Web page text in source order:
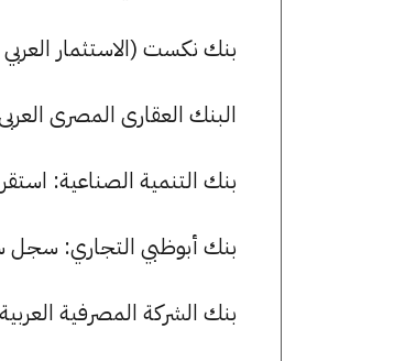
بنك نكست (الاستثمار العربي سابقاً): سعر
البنك العقارى المصرى العربى: سعر الشراء
بنك التنمية الصناعية: استقر سعر اليورو للشراء
بنك أبوظبي التجاري: سجل سعر اليورو 53.02 جنيها
بنك الشركة المصرفية العربية الدولية: شراء